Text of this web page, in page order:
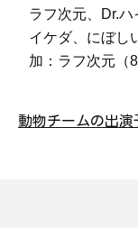
ラフ次元、Dr.
イケダ、にぼし
加：ラフ次元（
動物チームの出演